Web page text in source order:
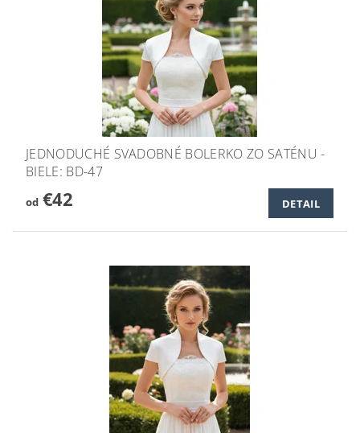
JEDNODUCHÉ SVADOBNÉ BOLERKO ZO SATÉNU -
BIELE: BD-47
od€42 DETAIL